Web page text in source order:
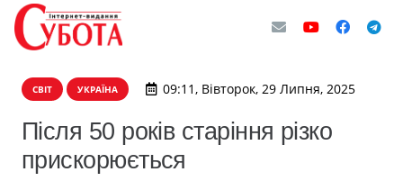
СВІТ УКРАЇНА 09:11, Вівторок, 29 Липня, 2025
Після 50 років старіння різко
прискорюється